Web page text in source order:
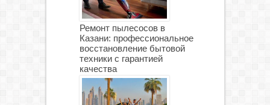
Ремонт пылесосов в
Казани: профессиональное
восстановление бытовой
техники с гарантией
качества